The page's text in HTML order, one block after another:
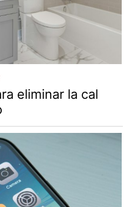
eliminar la cal